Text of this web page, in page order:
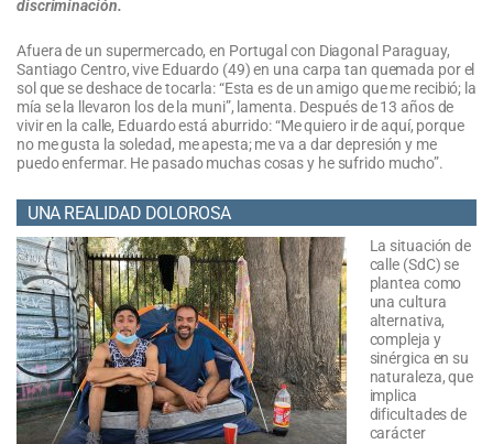
discriminación.
Afuera de un supermercado, en Portugal con Diagonal Paraguay,
Santiago Centro, vive Eduardo (49) en una carpa tan quemada por el
sol que se deshace de tocarla: “Esta es de un amigo que me recibió; la
mía se la llevaron los de la muni”, lamenta. Después de 13 años de
vivir en la calle, Eduardo está aburrido: “Me quiero ir de aquí, porque
no me gusta la soledad, me apesta; me va a dar depresión y me
puedo enfermar. He pasado muchas cosas y he sufrido mucho”.
UNA REALIDAD DOLOROSA
La situación de
calle (SdC) se
plantea como
una cultura
alternativa,
compleja y
sinérgica en su
naturaleza, que
implica
dificultades de
carácter